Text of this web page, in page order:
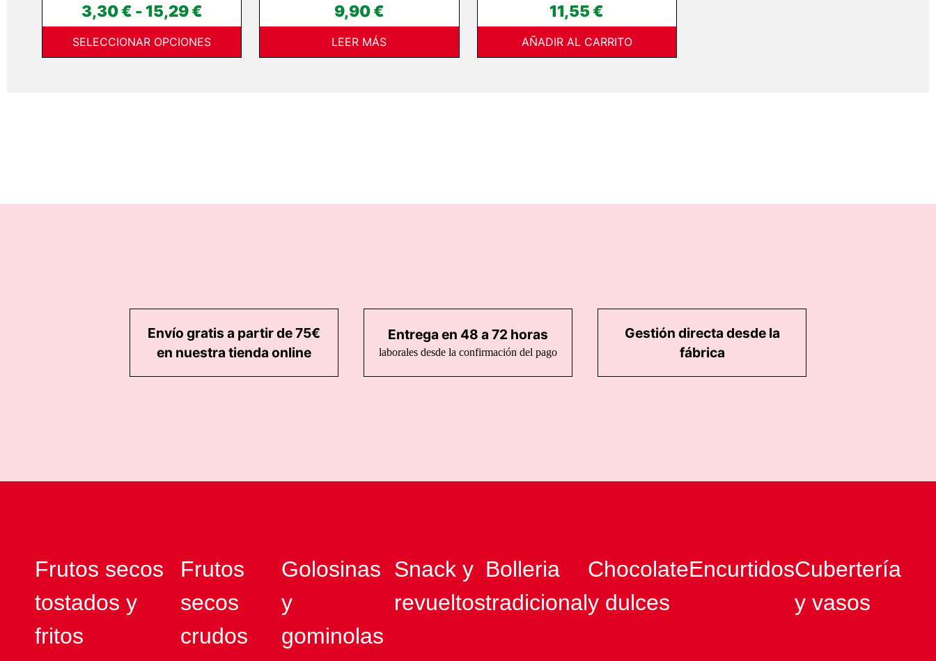
3,30€ - 15,29€Rango
de
precios:
SELECCIONAR OPCIONES
9,90€
LEER MÁS
11,55€
AÑADIR AL CARRITO
Envío gratis a partir de 75€
en nuestra tienda online
Entrega en 48 a 72 horas
laborales desde la confirmación del pago
Gestión directa desde la
fábrica
Frutos secos
tostados y
fritos
Frutos
secos
crudos
Golosinas
y
gominolas
Snack y
revueltos
Bolleria
tradicional
Chocolate
y dulces
EncurtidosCubertería
y vasos